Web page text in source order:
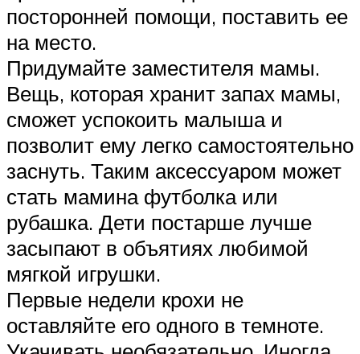
посторонней помощи, поставить ее
на место.
Придумайте заместителя мамы.
Вещь, которая хранит запах мамы,
сможет успокоить малыша и
позволит ему легко самостоятельно
заснуть. Таким аксессуаром может
стать мамина футболка или
рубашка. Дети постарше лучше
засыпают в объятиях любимой
мягкой игрушки.
Первые недели крохи не
оставляйте его одного в темноте.